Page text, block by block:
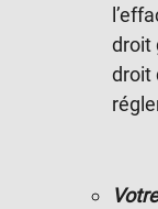
droit
droit